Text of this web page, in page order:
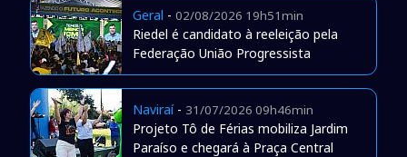
Geral - 02/08/2026 19h51min
Riedel é candidato à reeleição pela
Federação União Progressista
Naviraí- 31/07/2026 09h46min
Projeto Tô de Férias mobiliza Jardim
Paraíso e chegará à Praça Central